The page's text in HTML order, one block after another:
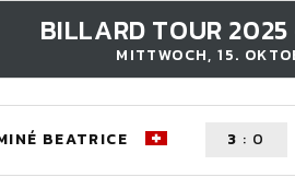
BILLARD TOUR
MITTWOCH, 15.
BEATRICE 3 : 0